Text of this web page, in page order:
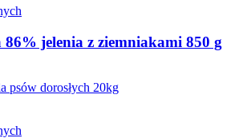
jelenia z ziemniakami 850 g